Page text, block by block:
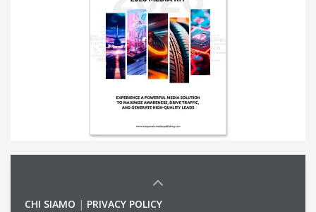
CHI SIAMO | PRIVACY POLICY